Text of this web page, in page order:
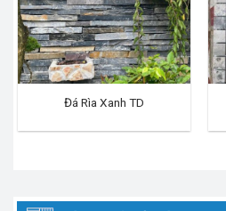
Đá Rìa Xanh TD